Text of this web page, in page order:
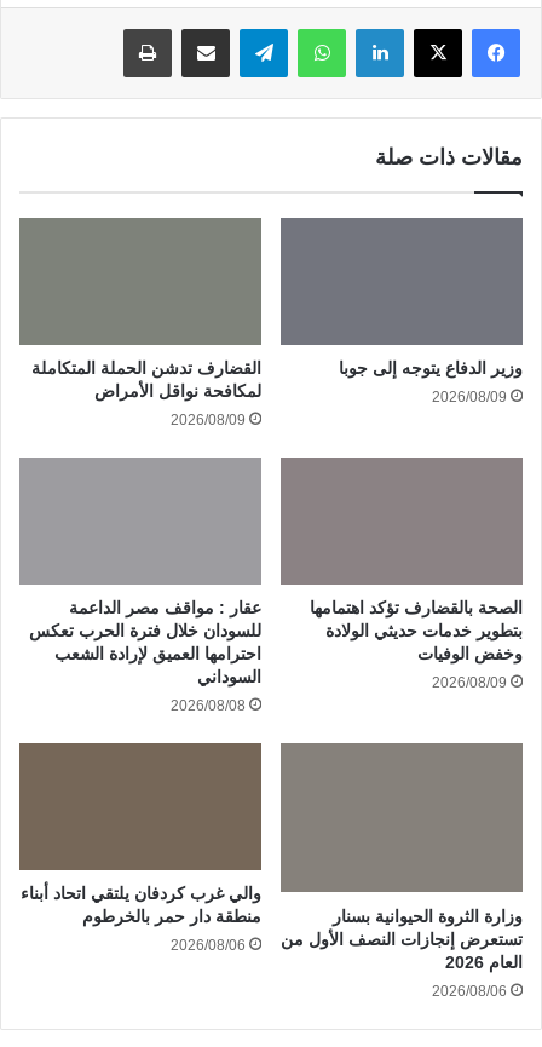
لينكدإن واتساب
مقالات ذات صلة
وزير الدفاع يتوجه إلى جوبا
2026/08/09
القضارف تدشن الحملة المتكاملة
لمكافحة نواقل الأمراض
2026/08/09
الصحة بالقضارف تؤكد اهتمامها
بتطوير خدمات حديثي الولادة
وخفض الوفيات
2026/08/09
عقار : مواقف مصر الداعمة
للسودان خلال فترة الحرب تعكس
احترامها العميق لإرادة الشعب
السوداني
2026/08/08
وزارة الثروة الحيوانية بسنار
تستعرض إنجازات النصف الأول من
العام 2026
2026/08/06
والي غرب كردفان يلتقي اتحاد أبناء
منطقة دار حمر بالخرطوم
2026/08/06